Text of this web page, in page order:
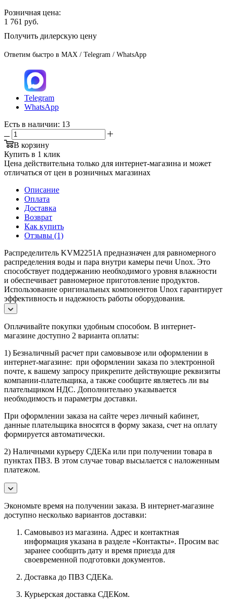
Розничная цена:
1 761 руб.
Получить дилерскую цену
Ответим быстро в MAX / Telegram / WhatsApp
Telegram
WhatsApp
Есть в наличии: 13
В корзину
Купить в 1 клик
Цена действительна только для интернет-магазина и может
отличаться от цен в розничных магазинах
Описание
Оплата
Доставка
Возврат
Как купить
Отзывы (1)
Распределитель KVM2251A предназначен для равномерного
распределения воды и пара внутри камеры печи Unox. Это
способствует поддержанию необходимого уровня влажности
и обеспечивает равномерное приготовление продуктов.
Использование оригинальных компонентов Unox гарантирует
эффективность и надежность работы оборудования.
Оплачивайте покупки удобным способом. В интернет-
магазине доступно 2 варианта оплаты:
1) Безналичный расчет при самовывозе или оформлении в
интернет-магазине: при оформлении заказа по электронной
почте, к вашему запросу прикрепите действующие реквизиты
компании-плательщика, а также сообщите являетесь ли вы
плательщиком НДС. Дополнительно указывается
необходимость и параметры доставки.
При оформлении заказа на сайте через личный кабинет,
данные плательщика вносятся в форму заказа, счет на оплату
формируется автоматически.
2) Наличными курьеру СДЕКа или при получении товара в
пунктах ПВЗ. В этом случае товар высылается с наложенным
платежом.
Экономьте время на получении заказа. В интернет-магазине
доступно несколько вариантов доставки:
Самовывоз из магазина. Адрес и контактная
информация указана в разделе «Контакты». Просим вас
заранее сообщить дату и время приезда для
своевременной подготовки документов.
Доставка до ПВЗ СДЕКа.
Курьерская доставка СДЕКом.